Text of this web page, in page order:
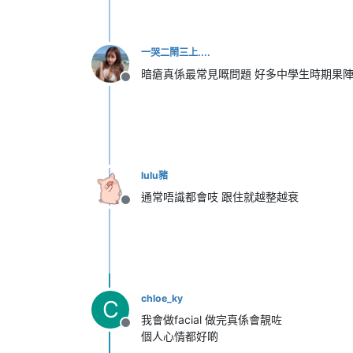
離線
一哭二鬧三上....
暗瘡真係最常見嘅問題 好多中學生時期果
離線
lulu豬
通常唔識都會吱 跟住就越整越衰
C
離線
chloe_ky
我會做facial 做完真係會靚咗
個人心情都好啲